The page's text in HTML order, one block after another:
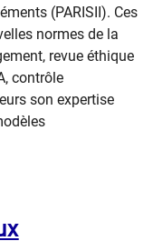
(PARISII). Ces
normes de la
revue éthique
contrôle
son expertise